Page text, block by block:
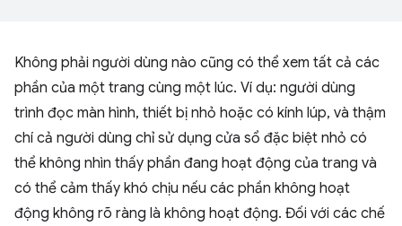
Không phải người dùng nào cũng có thể xem tất cả các
phần của một trang cùng một lúc. Ví dụ: người dùng
trình đọc màn hình, thiết bị nhỏ hoặc có kính lúp, và thậm
chí cả người dùng chỉ sử dụng cửa sổ đặc biệt nhỏ có
thể không nhìn thấy phần đang hoạt động của trang và
có thể cảm thấy khó chịu nếu các phần không hoạt
động không rõ ràng là không hoạt động. Đối với các chế